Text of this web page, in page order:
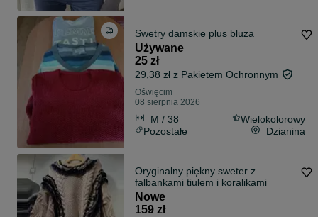
Swetry damskie plus bluza
Używane
25 zł
29,38 zł z Pakietem Ochronnym
Oświęcim
08 sierpnia 2026
M / 38
Wielokolorowy
Pozostałe
Dzianina
Oryginalny piękny sweter z
falbankami tiulem i koralikami
Nowe
159 zł